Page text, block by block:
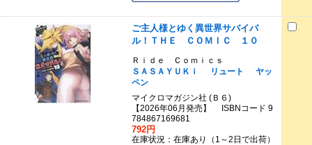
ご主人様とゆく異世界サバイバ
ル！ＴＨＥ ＣＯＭＩＣ １０
Ｒｉｄｅ Ｃｏｍｉｃｓ
ＳＡＳＡＹＵＫｉ
リュート
ヤッ
ペン
マイクロマガジン社 (Ｂ６)
【2026年06月発売】 ISBNコード 9
784867169681
792円
在庫状況：在庫あり（1～2日で出荷）